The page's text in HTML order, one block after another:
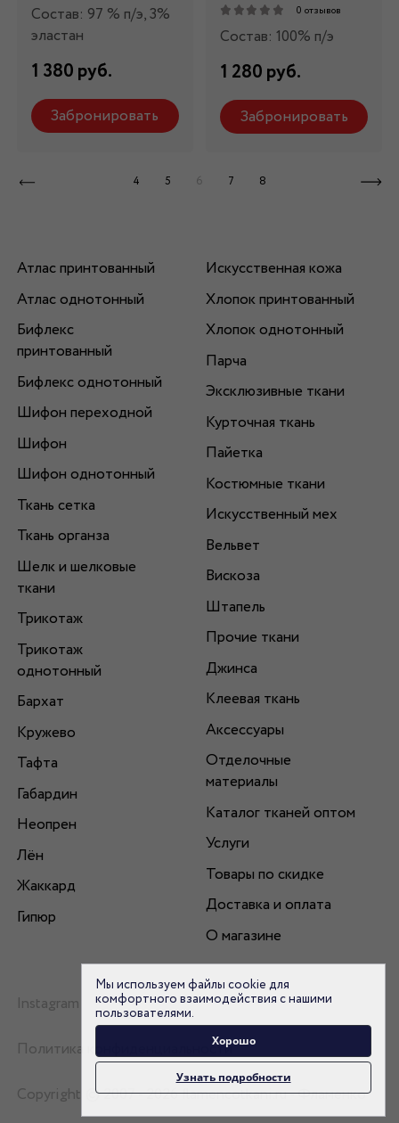
Состав: 97 % п/э, 3%
эластан
1 380 руб.
Забронировать
0 отзывов
Состав: 100% п/э
1 280 руб.
Забронировать
4 5 6 7 8
Атлас принтованный
Атлас однотонный
Бифлекс
принтованный
Бифлекс однотонный
Шифон переходной
Шифон
Шифон однотонный
Ткань сетка
Ткань органза
Шелк и шелковые
ткани
Трикотаж
Трикотаж
однотонный
Бархат
Кружево
Тафта
Габардин
Неопрен
Лён
Жаккард
Гипюр
Искусственная кожа
Хлопок принтованный
Хлопок однотонный
Парча
Эксклюзивные ткани
Курточная ткань
Пайетка
Костюмные ткани
Искусственный мех
Вельвет
Вискоза
Штапель
Прочие ткани
Джинса
Клеевая ткань
Аксессуары
Отделочные
материалы
Каталог тканей оптом
Услуги
Товары по скидке
Доставка и оплата
О магазине
Instagram
Политика конфиденциальности
Copyright © 2007 - 2026 flamencotkani.ru - Фламенко
Мы используем файлы cookie для
комфортного взаимодействия с нашими
пользователями.
Хорошо
Узнать подробности